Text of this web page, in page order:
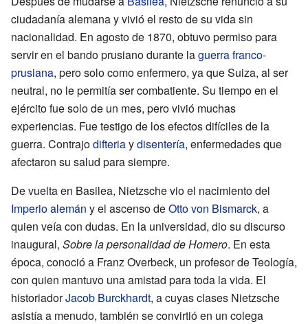
ciudadanía alemana y vivió el resto de su vida sin
nacionalidad. En agosto de 1870, obtuvo permiso para
servir en el bando prusiano durante laguerra franco-
prusiana, pero solo como enfermero, ya que Suiza, al ser
neutral, no le permitía ser combatiente. Su tiempo en el
ejército fue solo de un mes, pero vivió muchas
experiencias. Fue testigo de los efectos difíciles de la
guerra. Contrajodifteriaydisentería, enfermedades que
afectaron su salud para siempre.
De vuelta en Basilea, Nietzsche vio el nacimiento del
Imperio alemán y el ascenso deOtto von Bismarck, a
quien veía con dudas. En la universidad, dio su discurso
inaugural, Sobre la personalidad de Homero. En esta
época, conoció a Franz Overbeck, un profesor de Teología,
con quien mantuvo una amistad para toda la vida. El
historiadorJacob Burckhardt, a cuyas clases Nietzsche
asistía a menudo, también se convirtió en un colega